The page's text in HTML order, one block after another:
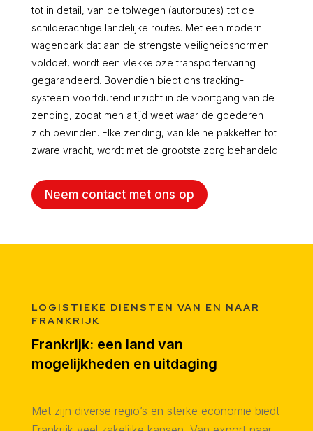
tot in detail, van de tolwegen (autoroutes) tot de
schilderachtige landelijke routes. Met een modern
wagenpark dat aan de strengste veiligheidsnormen
voldoet, wordt een vlekkeloze transportervaring
gegarandeerd. Bovendien biedt ons tracking-
systeem voortdurend inzicht in de voortgang van de
zending, zodat men altijd weet waar de goederen
zich bevinden. Elke zending, van kleine pakketten tot
zware vracht, wordt met de grootste zorg behandeld.
Neem contact met ons op
LOGISTIEKE DIENSTEN VAN EN NAAR
FRANKRIJK
Frankrijk: een land van
mogelijkheden en uitdaging
Met zijn diverse regio’s en sterke economie biedt